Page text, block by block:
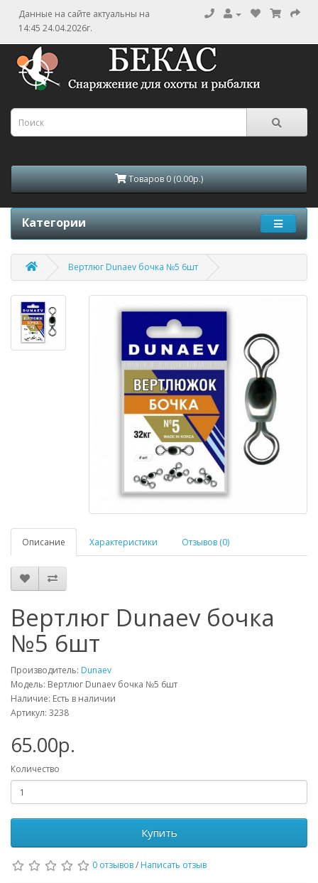
Данные на сайте актуальны на
14:45 24.04.2026г.
Товаров 0 (0.00р.)
Категории
Вертлюг Dunaev бочка №5 6шт
Описание Характеристики Отзывов (0)
Вертлюг Dunaev бочка
№5 6шт
Производитель: Dunaev
Модель: Вертлюг Dunaev бочка №5 6шт
Наличие: Есть в наличии
Артикул: 3238
65.00р.
Количество
Купить
0 отзывов/ Написать отзыв